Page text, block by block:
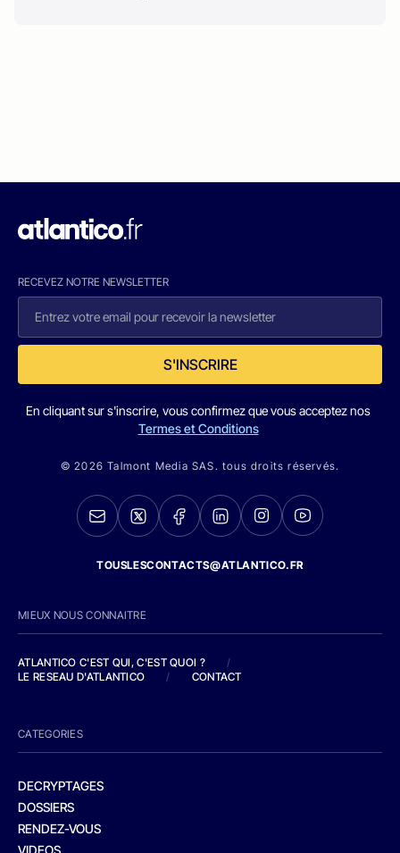
RECEVEZ NOTRE NEWSLETTER
S'INSCRIRE
En cliquant sur s'inscrire, vous confirmez que vous acceptez nos
Termes et Conditions
© 2026 Talmont Media SAS. tous droits réservés.
TOUSLESCONTACTS@ATLANTICO.FR
MIEUX NOUS CONNAITRE
ATLANTICO C'EST QUI, C'EST QUOI ?
/
LE RESEAU D'ATLANTICO
/ CONTACT
CATEGORIES
DECRYPTAGES
DOSSIERS
RENDEZ-VOUS
VIDEOS